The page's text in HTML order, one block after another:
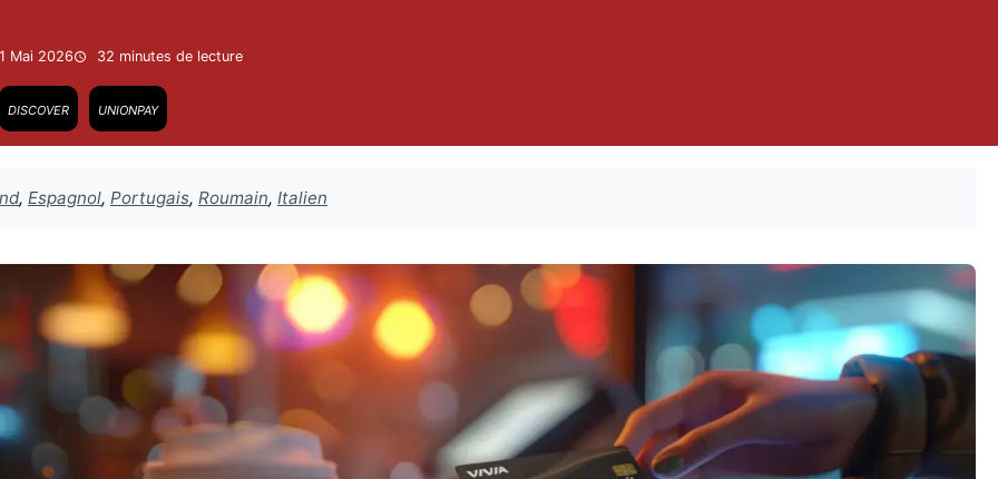
Mai 2026 32 minutes de lecture
discover unionpay
, Espagnol, Portugais, Roumain, Italien